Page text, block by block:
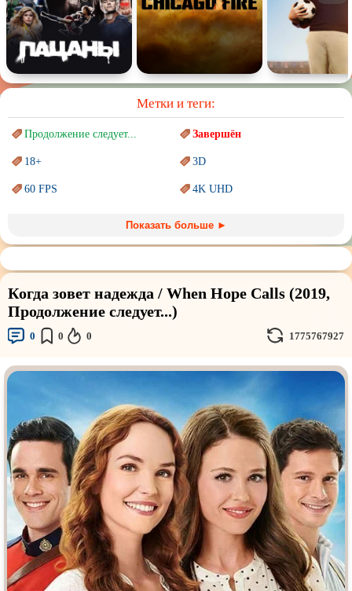
Метки и теги:
Продолжение следует... Завершён
18+ 3D
60 FPS 4K UHD
Marvel PIXAR
Sci-Fi (Научнаяфантастика) Trash (трэш) movies
Авангард иСюрреализм Ангелы и Демоны
Аниме
Индийское кино
Киберпанк Коллекция
Комикс Маги и Волшебники
Наркотики Новогодние
Основанное нареальных
событиях
Параллельные миры
ПереводГоблина Перевод Кубик в Кубе
ПереводКураж-Бамбей Пеплум
Подростковаяжестокость Постапокалипсис
Показать больше ►
Когда зовет надежда / When Hope Calls (2019,
Продолжение следует...)
0 0 0 1775767927